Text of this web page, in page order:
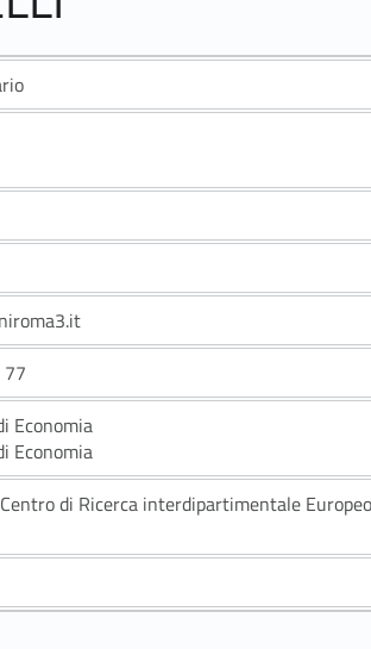
77
Economia
Economia
di Ricerca interdipartimentale